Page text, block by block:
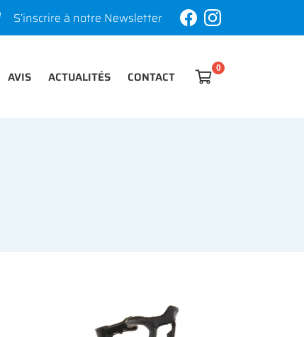
S’inscrire à notre Newsletter
AVIS ACTUALITÉS CONTACT 